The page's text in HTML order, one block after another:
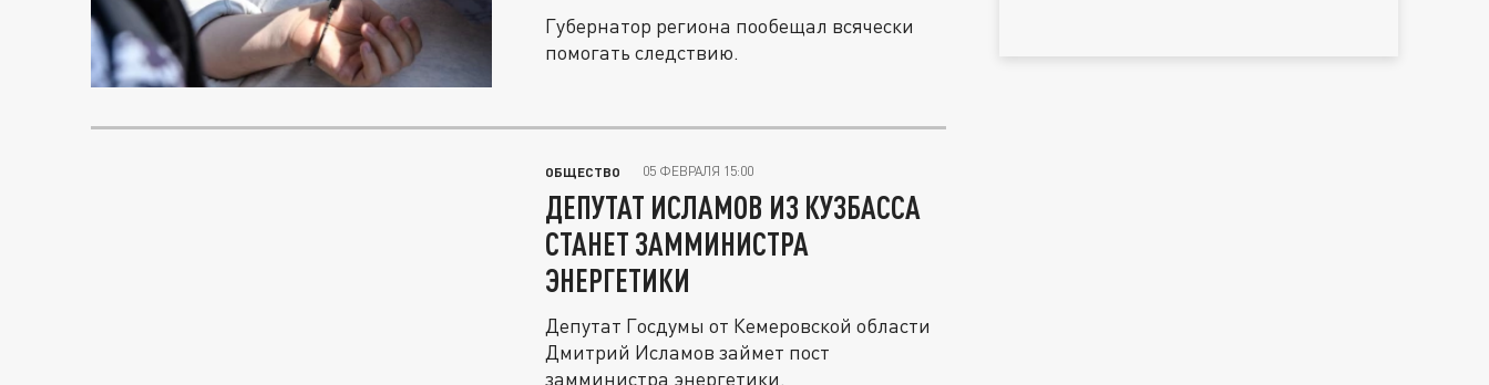
Губернатор региона пообещал всячески
помогать следствию.
ОБЩЕСТВО 05 ФЕВРАЛЯ 15:00
ДЕПУТАТ ИСЛАМОВ ИЗ КУЗБАССА
СТАНЕТ ЗАММИНИСТРА
ЭНЕРГЕТИКИ
Депутат Госдумы от Кемеровской области
Дмитрий Исламов займет пост
замминистра энергетики.